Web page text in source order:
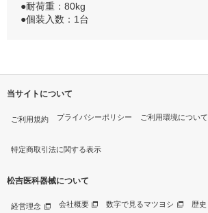
●耐荷重：80kg
●個装入数：1台
当サイトについて
ご利用規約 プライバシーポリシー ご利用環境について
特定商取引法に関する表示
松吉医科器械について
経営理念 会社概要 数字で見るマツヨシ 歴史